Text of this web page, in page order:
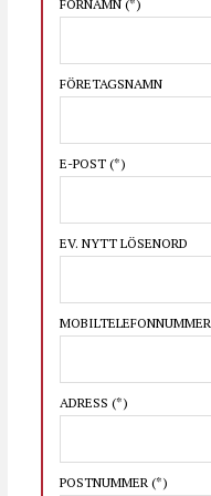
FÖRNAMN (*)
FÖRETAGSNAMN
E-POST (*)
EV. NYTT LÖSENORD
MOBILTELEFONNUMMER
ADRESS (*)
POSTNUMMER (*)